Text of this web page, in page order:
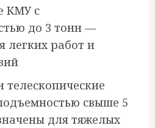
КМУ с
до 3 тонн —
легких работ и
свыше 5
для тяжелых